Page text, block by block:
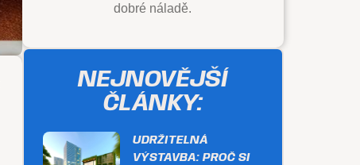
dobré náladě.
NEJNOVĚJŠÍ
ČLÁNKY:
UDRŽITELNÁ
VÝSTAVBA: PROČ SI